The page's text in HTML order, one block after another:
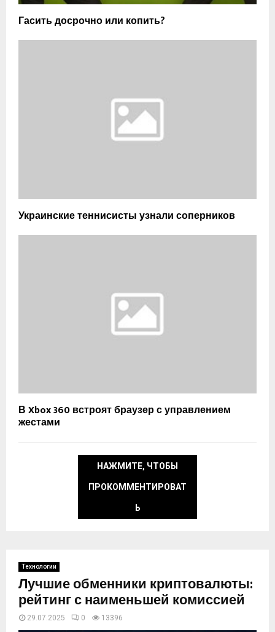
Гасить досрочно или копить?
Украинские теннисисты узнали соперников
В Xbox 360 встроят браузер с управлением
жестами
НАЖМИТЕ, ЧТОБЫ
ПРОКОММЕНТИРОВАТ
Ь
Технологии
Лучшие обменники криптовалюты:
рейтинг с наименьшей комиссией
29.07.2025 0 13396